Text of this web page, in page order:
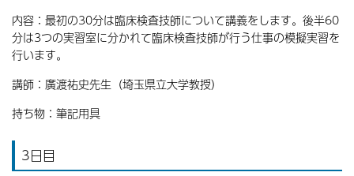
内容：最初の30分は臨床検査技師について講義をします。後半60
分は3つの実習室に分かれて臨床検査技師が行う仕事の模擬実習を
行います。
講師：廣渡祐史先生（埼玉県立大学教授）
持ち物：筆記用具
3日目